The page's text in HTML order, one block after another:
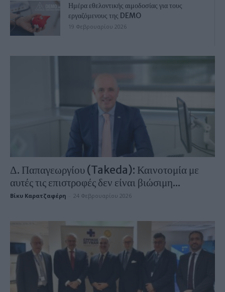
Ημέρα εθελοντικής αιμοδοσίας για τους
εργαζόμενους της DEMO
19 Φεβρουαρίου 2026
Δ. Παπαγεωργίου (Takeda): Καινοτομία με
αυτές τις επιστροφές δεν είναι βιώσιμη...
Βίκυ Καρατζαφέρη 24 Φεβρουαρίου 2026